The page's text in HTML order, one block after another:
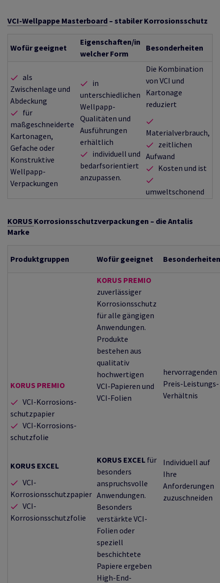
VCI-Wellpappe Masterboard – stabiler Korrosionsschutz
Wofür geeignet
Eigenschaften/in
welcher Form
Besonderheiten
als
Zwischenlage und
Abdeckung
für
maßgeschneiderte
Kartonagen,
Gefache oder
Konstruktive
Wellpapp-
Verpackungen
in
unterschiedlichen
Wellpapp-
Qualitäten und
Ausführungen
erhältlich
individuell und
bedarfsorientiert
anzupassen.
Die Kombination
von VCI und
Kartonage
reduziert
Materialverbrauch,
zeitlichen
Aufwand
Kosten und ist
umweltschonend
KORUS Korrosionsschutzverpackungen – die Antalis
Marke
Produktgruppen Wofür geeignet Besonderheiten
KORUS PREMIO
VCI-Korrosions-
schutzpapier
VCI-Korrosions-
schutzfolie
KORUS EXCEL
VCI-
Korrosionsschutzpapier
VCI-
Korrosionsschutzfolie
KORUS PREMIO
zuverlässiger
Korrosionsschutz
für alle gängigen
Anwendungen.
Produkte
bestehen aus
qualitativ
hochwertigen
VCI-Papieren und
VCI-Folien
KORUS EXCEL für
besonders
anspruchsvolle
Anwendungen.
Besonders
verstärkte VCI-
Folien oder
speziell
beschichtete
Papiere ergeben
High-End-
hervorragenden
Preis-Leistungs-
Verhältnis
Individuell auf
Ihre
Anforderungen
zuzuschneiden